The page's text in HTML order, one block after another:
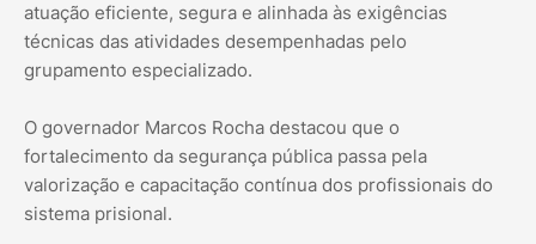
atuação eficiente, segura e alinhada às exigências
técnicas das atividades desempenhadas pelo
grupamento especializado.
O governador Marcos Rocha destacou que o
fortalecimento da segurança pública passa pela
valorização e capacitação contínua dos profissionais do
sistema prisional.